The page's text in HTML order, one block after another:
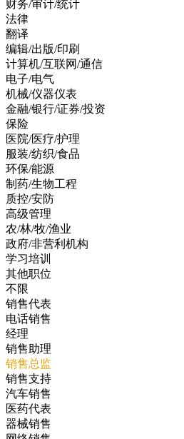
财务/审计/统计
法律
翻译
编辑/出版/印刷
计算机/互联网/通信
电子/电气
机械/仪器仪表
金融/银行/证券/投资
保险
医院/医疗/护理
服装/纺织/食品
环保/能源
制药/生物工程
质控/安防
高级管理
农/林/牧/渔业
政府/非营利机构
学习培训
其他职位
不限
销售代表
电话销售
经理
销售助理
销售总监
销售支持
汽车销售
医药代表
器械销售